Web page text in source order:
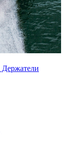
Держатели